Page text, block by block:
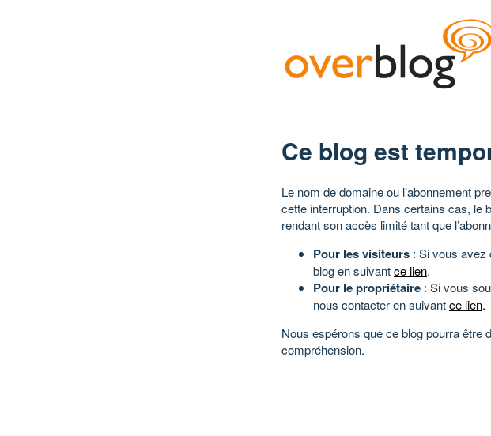
Ce blog est
Le nom de domaine ou l’abonnement
cette interruption. Dans certains cas, le
rendant son accès limité tant que
Pour les visiteurs : Si vous avez
blog en suivantce lien.
Pour le propriétaire : Si vous
nous contacter en suivantce lien.
Nous espérons que ce blog pourra
compréhension.